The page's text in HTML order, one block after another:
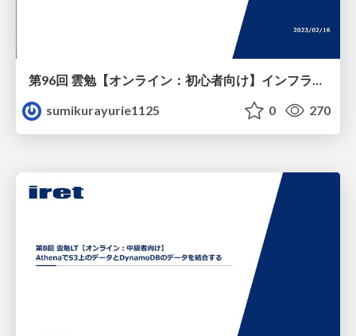
第96回 雲勉【オンライン：初心者向け】インフラエンジニアのKubernetes入門
sumikurayurie1125
0 270